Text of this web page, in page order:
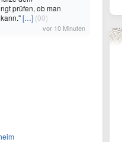
prüfen, ob man
[…] (00)
vor 10 Minuten